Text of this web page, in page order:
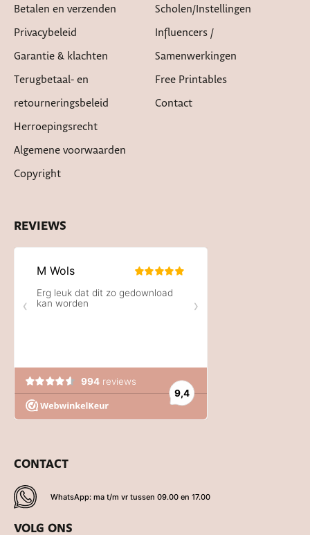
Betalen en verzenden
Privacybeleid
Garantie & klachten
Terugbetaal- en
retourneringsbeleid
Herroepingsrecht
Algemene voorwaarden
Copyright
Scholen/instellingen
Influencers /
Samenwerkingen
Free Printables
Contact
REVIEWS
CONTACT
WhatsApp: ma t/m vr tussen 09.00 en 17.00
VOLG ONS